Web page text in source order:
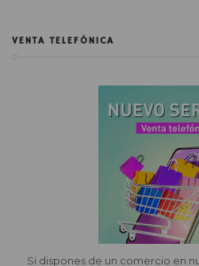
VENTA TELEFÓNICA
Si dispones de un comercio en